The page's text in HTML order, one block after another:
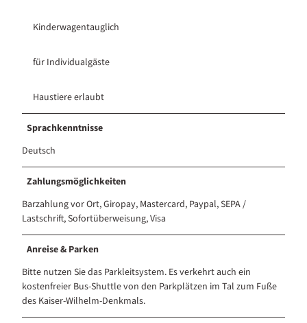
Kinderwagentauglich
für Individualgäste
Haustiere erlaubt
Sprachkenntnisse
Deutsch
Zahlungsmöglichkeiten
Barzahlung vor Ort, Giropay, Mastercard, Paypal, SEPA /
Lastschrift, Sofortüberweisung, Visa
Anreise & Parken
Bitte nutzen Sie das Parkleitsystem. Es verkehrt auch ein
kostenfreier Bus-Shuttle von den Parkplätzen im Tal zum Fuße
des Kaiser-Wilhelm-Denkmals.